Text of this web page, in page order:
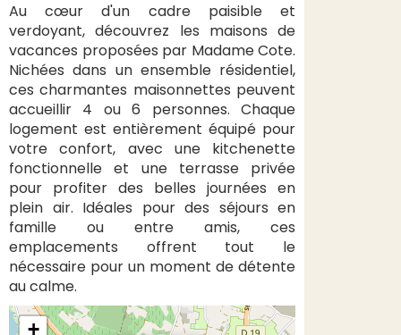
Au cœur d'un cadre paisible et
verdoyant, découvrez les maisons de
vacances proposées par Madame Cote.
Nichées dans un ensemble résidentiel,
ces charmantes maisonnettes peuvent
accueillir 4 ou 6 personnes. Chaque
logement est entièrement équipé pour
votre confort, avec une kitchenette
fonctionnelle et une terrasse privée
pour profiter des belles journées en
plein air. Idéales pour des séjours en
famille ou entre amis, ces
emplacements offrent tout le
nécessaire pour un moment de détente
au calme.
+